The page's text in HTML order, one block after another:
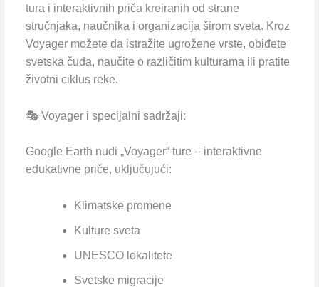
tura i interaktivnih priča kreiranih od strane
stručnjaka, naučnika i organizacija širom sveta. Kroz
Voyager možete da istražite ugrožene vrste, obiđete
svetska čuda, naučite o različitim kulturama ili pratite
životni ciklus reke.
🎭 Voyager i specijalni sadržaji:
Google Earth nudi „Voyager“ ture – interaktivne
edukativne priče, uključujući:
Klimatske promene
Kulture sveta
UNESCO lokalitete
Svetske migracije